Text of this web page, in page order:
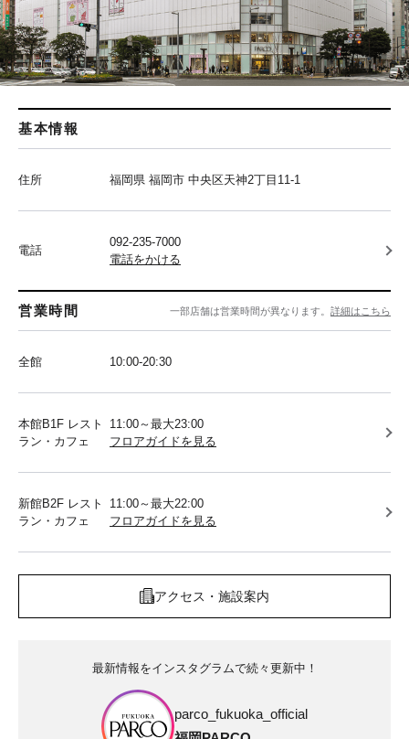
基本情報
住所 福岡県 福岡市 中央区天神2丁目11-1
電話
092-235-7000
電話をかける
営業時間 一部店舗は営業時間が異なります。 詳細はこちら
全館 10:00-20:30
本館B1F レスト
ラン・カフェ
11:00～最大23:00
フロアガイドを見る
新館B2F レスト
ラン・カフェ
11:00～最大22:00
フロアガイドを見る
アクセス・施設案内
最新情報をインスタグラムで続々更新中！
parco_fukuoka_official